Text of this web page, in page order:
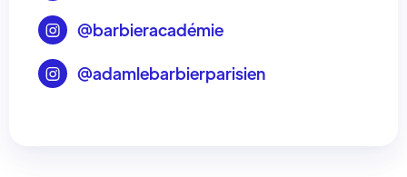
 @barbieracadémie
 @adamlebarbierparisien